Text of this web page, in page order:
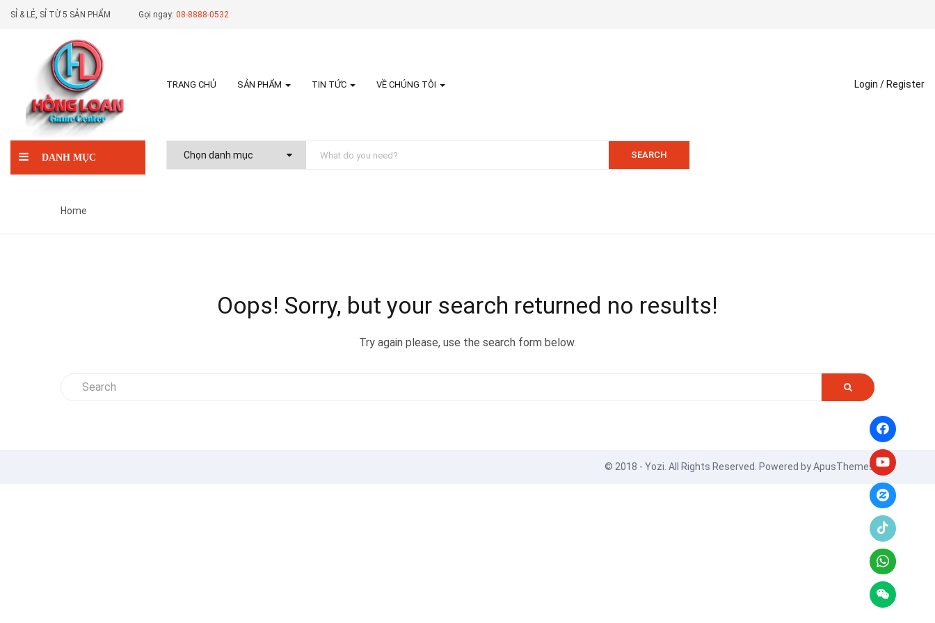
SỈ & LẺ, SỈ TỪ 5 SẢN PHẨM Gọi ngay: 08-8888-0532
TRANG CHỦ SẢN PHẨM TIN TỨC VỀ CHÚNG TÔI Login / Register
DANH MỤC SEARCH
Home
Oops! Sorry, but your search returned no results!
Try again please, use the search form below.
© 2018 - Yozi. All Rights Reserved. Powered byApusThemes